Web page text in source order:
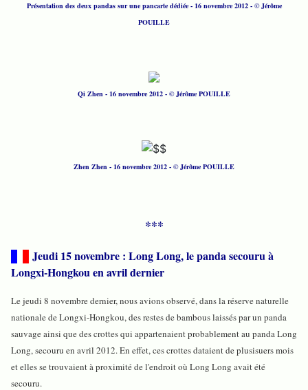
Présentation des deux pandas sur une pancarte dédiée - 16 novembre 2012 - © Jérôme
POUILLE
Qi Zhen - 16 novembre 2012 - © Jérôme POUILLE
Zhen Zhen - 16 novembre 2012 - © Jérôme POUILLE
***
Jeudi 15 novembre : Long Long, le panda secouru à
Longxi-Hongkou en avril dernier
Le jeudi 8 novembre dernier, nous avions observé, dans la réserve naturelle
nationale de Longxi-Hongkou, des restes de bambous laissés par un panda
sauvage ainsi que des crottes qui appartenaient probablement au panda Long
Long, secouru en avril 2012. En effet, ces crottes dataient de plusisuers mois
et elles se trouvaient à proximité de l'endroit où Long Long avait été
secouru.